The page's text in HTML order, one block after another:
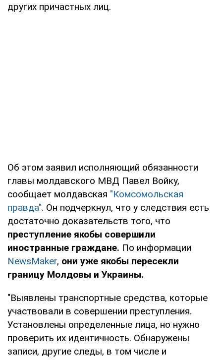
других причастных лиц.
Об этом заявил исполняющий обязанности
главы молдавского МВД Павел Войку,
сообщает молдавская "Комсомольская
правда". Он подчеркнул, что у следствия есть
достаточно доказательств того, что
преступление якобы совершили
иностранные граждане. По информации
NewsMaker, они уже якобы пересекли
границу Молдовы и Украины.
"Выявлены транспортные средства, которые
участвовали в совершении преступления.
Установлены определенные лица, но нужно
проверить их идентичность. Обнаружены
записи, другие следы, в том числе и